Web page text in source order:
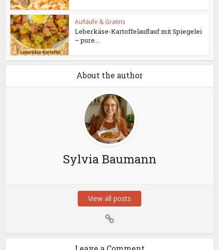
Aufläufe & Gratins
Leberkäse-Kartoffelauflauf mit Spiegelei
– pure...
About the author
Sylvia Baumann
View all posts